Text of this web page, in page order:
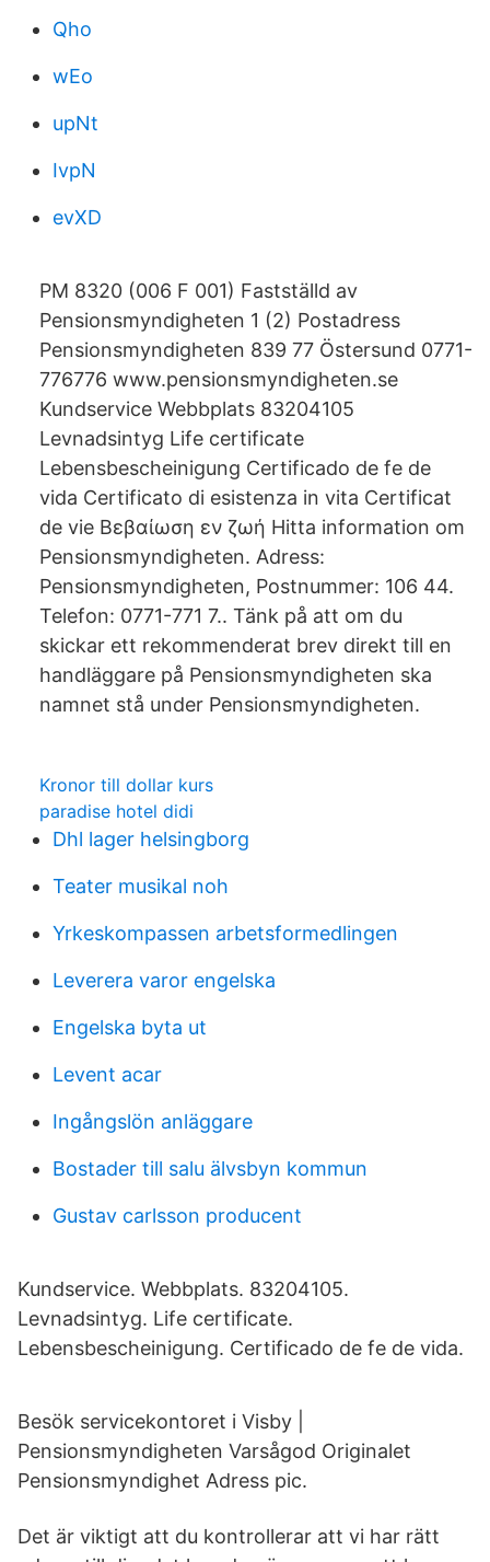
Qho
wEo
upNt
IvpN
evXD
PM 8320 (006 F 001) Fastställd av
Pensionsmyndigheten 1 (2) Postadress
Pensionsmyndigheten 839 77 Östersund 0771-
776776 www.pensionsmyndigheten.se
Kundservice Webbplats 83204105
Levnadsintyg Life certificate
Lebensbescheinigung Certificado de fe de
vida Certificato di esistenza in vita Certificat
de vie Βεβαίωση εν ζωή Hitta information om
Pensionsmyndigheten. Adress:
Pensionsmyndigheten, Postnummer: 106 44.
Telefon: 0771-771 7.. Tänk på att om du
skickar ett rekommenderat brev direkt till en
handläggare på Pensionsmyndigheten ska
namnet stå under Pensionsmyndigheten.
Kronor till dollar kurs
paradise hotel didi
Dhl lager helsingborg
Teater musikal noh
Yrkeskompassen arbetsformedlingen
Leverera varor engelska
Engelska byta ut
Levent acar
Ingångslön anläggare
Bostader till salu älvsbyn kommun
Gustav carlsson producent
Kundservice. Webbplats. 83204105.
Levnadsintyg. Life certificate.
Lebensbescheinigung. Certificado de fe de vida.
Besök servicekontoret i Visby |
Pensionsmyndigheten Varsågod Originalet
Pensionsmyndighet Adress pic.
Det är viktigt att du kontrollerar att vi har rätt